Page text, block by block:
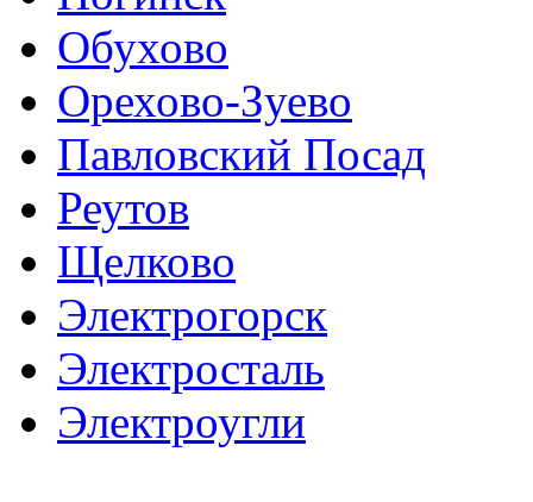
Обухово
Орехово-Зуево
Павловский Посад
Реутов
Щелково
Электрогорск
Электросталь
Электроугли